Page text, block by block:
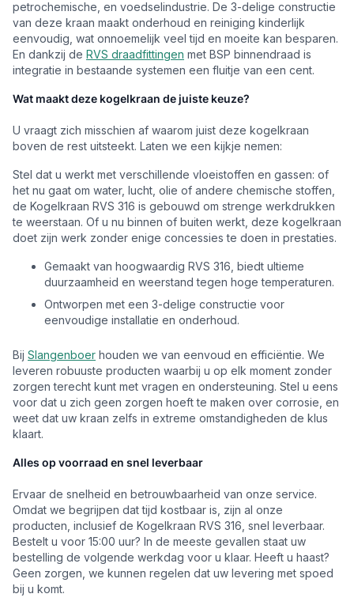
petrochemische, en voedselindustrie. De 3-delige constructie
van deze kraan maakt onderhoud en reiniging kinderlijk
eenvoudig, wat onnoemelijk veel tijd en moeite kan besparen.
En dankzij de RVS draadfittingen met BSP binnendraad is
integratie in bestaande systemen een fluitje van een cent.
Wat maakt deze kogelkraan de juiste keuze?
U vraagt zich misschien af waarom juist deze kogelkraan
boven de rest uitsteekt. Laten we een kijkje nemen:
Stel dat u werkt met verschillende vloeistoffen en gassen: of
het nu gaat om water, lucht, olie of andere chemische stoffen,
de Kogelkraan RVS 316 is gebouwd om strenge werkdrukken
te weerstaan. Of u nu binnen of buiten werkt, deze kogelkraan
doet zijn werk zonder enige concessies te doen in prestaties.
Gemaakt van hoogwaardig RVS 316, biedt ultieme
duurzaamheid en weerstand tegen hoge temperaturen.
Ontworpen met een 3-delige constructie voor
eenvoudige installatie en onderhoud.
Bij Slangenboer houden we van eenvoud en efficiëntie. We
leveren robuuste producten waarbij u op elk moment zonder
zorgen terecht kunt met vragen en ondersteuning. Stel u eens
voor dat u zich geen zorgen hoeft te maken over corrosie, en
weet dat uw kraan zelfs in extreme omstandigheden de klus
klaart.
Alles op voorraad en snel leverbaar
Ervaar de snelheid en betrouwbaarheid van onze service.
Omdat we begrijpen dat tijd kostbaar is, zijn al onze
producten, inclusief de Kogelkraan RVS 316, snel leverbaar.
Bestelt u voor 15:00 uur? In de meeste gevallen staat uw
bestelling de volgende werkdag voor u klaar. Heeft u haast?
Geen zorgen, we kunnen regelen dat uw levering met spoed
bij u komt.